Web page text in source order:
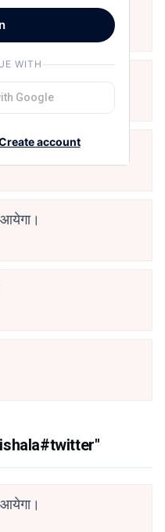
कोई गुमान नहीं
कोई गुमान नहीं
आयेगा।
आयेगा।
WITH
Google
account